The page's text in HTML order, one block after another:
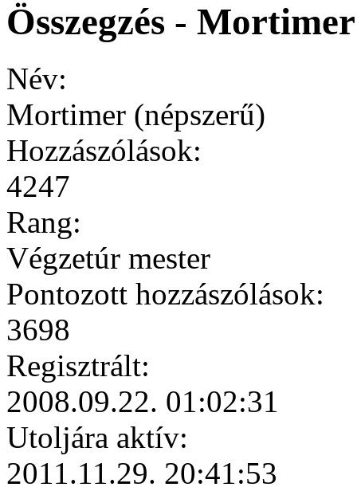
Összegzés - Mortimer
Név:
Mortimer (népszerű)
Hozzászólások:
4247
Rang:
Végzetúr mester
Pontozott hozzászólások:
3698
Regisztrált:
2008.09.22. 01:02:31
Utoljára aktív:
2011.11.29. 20:41:53